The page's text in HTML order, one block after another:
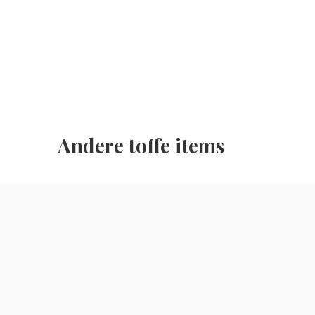
Andere toffe items